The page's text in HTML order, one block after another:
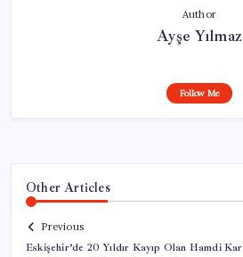
Author
Ayşe Yılmaz
Follow Me
Other Articles
Previous
Eskişehir’de 20 Yıldır Kayıp Olan Hamdi